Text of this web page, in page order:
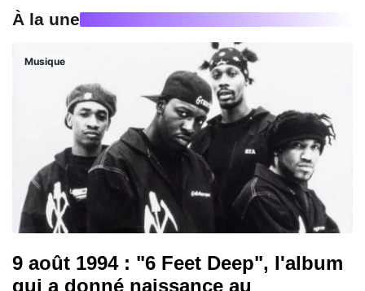
À la une
Musique
9 août 1994 : "6 Feet Deep", l'album
qui a donné naissance au